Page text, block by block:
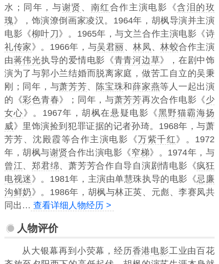
水；同年，与谢贤 、 南红合作主演电影《含泪的玫
瑰》，饰演潦倒画家凌汉。1964年，胡枫导演并主演
电影《柳叶刀 》。1965年，与文兰合作主演电影《诗
礼传家 》。1966年，与吴君丽 、林凤、林蛟合作主演
由蒋伟光执导的爱情电影《青青河边草》，在剧中饰
演为了与郭小兰结婚而脱离家庭，做苦工自立的吴秉
刚；同年，与萧芳芳、 陈宝珠和薛家燕等人一起出演
的《彩色青春》；同年，与萧芳芳再次合作电影《少
女心 》。1967年，胡枫在悬疑电影《黑野猫霸海扬
威》里饰演捡到犯罪证据的记者孙琦。1968年，与萧
芳芳、沈殿霞等合作主演电影《万紫千红 》。1972
年，胡枫与谢贤合作出演电影《窄梯》。1974年，与
曾江、郑君绵、萧芳芳合作自导自演剧情电影《疯狂
电视迷 》。1981年，主演由单慧珠执导的电影《忌廉
沟鲜奶 》。1986年，胡枫与林正英、元彪、李赛凤共
同出… 查看详细人物经历 >
人物评价
从大银幕再到小荧幕，经历香港电影工业由百花